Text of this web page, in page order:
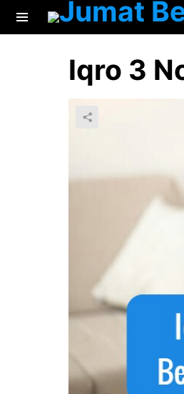
Iqro 3